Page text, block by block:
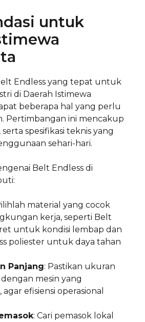
untuk
Endless yang tepat untuk
di Daerah Istimewa
beberapa hal yang perlu
Pertimbangan ini mencakup
spesifikasi teknis yang
sehari-hari.
Belt Endless di
material yang cocok
kerja, seperti Belt
untuk kondisi lembap dan
poliester untuk daya tahan
Panjang: Pastikan ukuran
mesin yang
efisiensi operasional
: Cari pemasok lokal